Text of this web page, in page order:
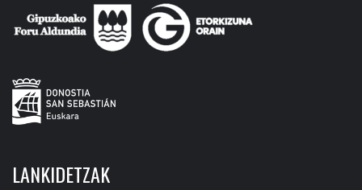
LANKIDETZAK